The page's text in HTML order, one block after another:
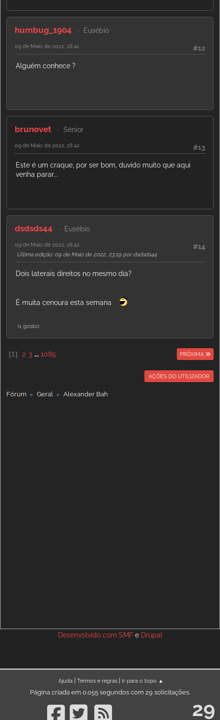
humbug_1904 Eusébio
#12
09 de Maio de 2022, 18:41
Alguém conhece ?
brunovet Sénior
#13
09 de Maio de 2022, 18:42
Este é um craque, por ser bom, duvido muito que aqui
venha parar...
dsdsds44 Eusébio
#14
09 de Maio de 2022, 18:42
Última edição: 09 de Maio de 2022, 23:19 por dsdsds44
Dois laterais direitos no mesmo dia?
É muita cenoura esta semana
(1 gosto)
1 2 3 ... 1085 PRÓXIMA
AÇÕES DO UTILIZADOR
Fórum ► Geral ► Alexander Bah
Desenvolvido com SMFe Drupal
Ajuda| Termos e regras| Ir para o topo ▲
Página criada em 0.055 segundos com 29 solicitações.
29